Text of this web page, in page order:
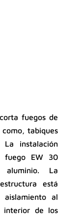
fuegos de
tabiques
La instalación
fuego EW 30
La
está
aislamiento al
interior de los